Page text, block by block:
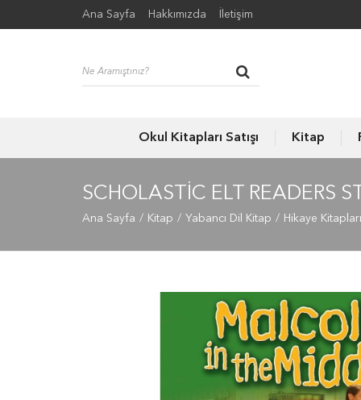
Ana Sayfa Hakkımızda İletişim
Okul Kitapları Satışı Kitap
SCHOLASTIC ELT READERS
Ana Sayfa Kitap Yabancı Dil Kitap Hikaye Kitapları